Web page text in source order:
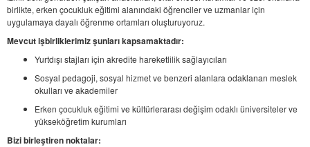
birlikte, erken çocukluk eğitimi alanındaki öğrenciler ve uzmanlar için
uygulamaya dayalı öğrenme ortamları oluşturuyoruz.
Mevcut işbirliklerimiz şunları kapsamaktadır:
Yurtdışı stajları için akredite hareketlilik sağlayıcıları
Sosyal pedagoji, sosyal hizmet ve benzeri alanlara odaklanan meslek
okulları ve akademiler
Erken çocukluk eğitimi ve kültürlerarası değişim odaklı üniversiteler ve
yükseköğretim kurumları
Bizi birleştiren noktalar: